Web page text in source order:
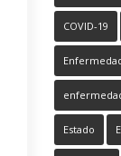
COVID-19
Estado